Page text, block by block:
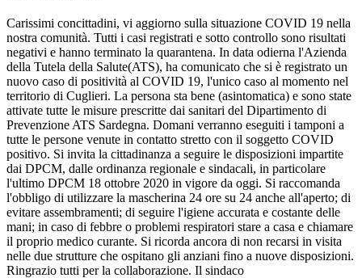
Carissimi concittadini, vi aggiorno sulla situazione COVID 19 nella
nostra comunità. Tutti i casi registrati e sotto controllo sono risultati
negativi e hanno terminato la quarantena. In data odierna l'Azienda
della Tutela della Salute(ATS), ha comunicato che si è registrato un
nuovo caso di positività al COVID 19, l'unico caso al momento nel
territorio di Cuglieri. La persona sta bene (asintomatica) e sono state
attivate tutte le misure prescritte dai sanitari del Dipartimento di
Prevenzione ATS Sardegna. Domani verranno eseguiti i tamponi a
tutte le persone venute in contatto stretto con il soggetto COVID
positivo. Si invita la cittadinanza a seguire le disposizioni impartite
dai DPCM, dalle ordinanza regionale e sindacali, in particolare
l'ultimo DPCM 18 ottobre 2020 in vigore da oggi. Si raccomanda
l'obbligo di utilizzare la mascherina 24 ore su 24 anche all'aperto; di
evitare assembramenti; di seguire l'igiene accurata e costante delle
mani; in caso di febbre o problemi respiratori stare a casa e chiamare
il proprio medico curante. Si ricorda ancora di non recarsi in visita
nelle due strutture che ospitano gli anziani fino a nuove disposizioni.
Ringrazio tutti per la collaborazione. Il sindaco